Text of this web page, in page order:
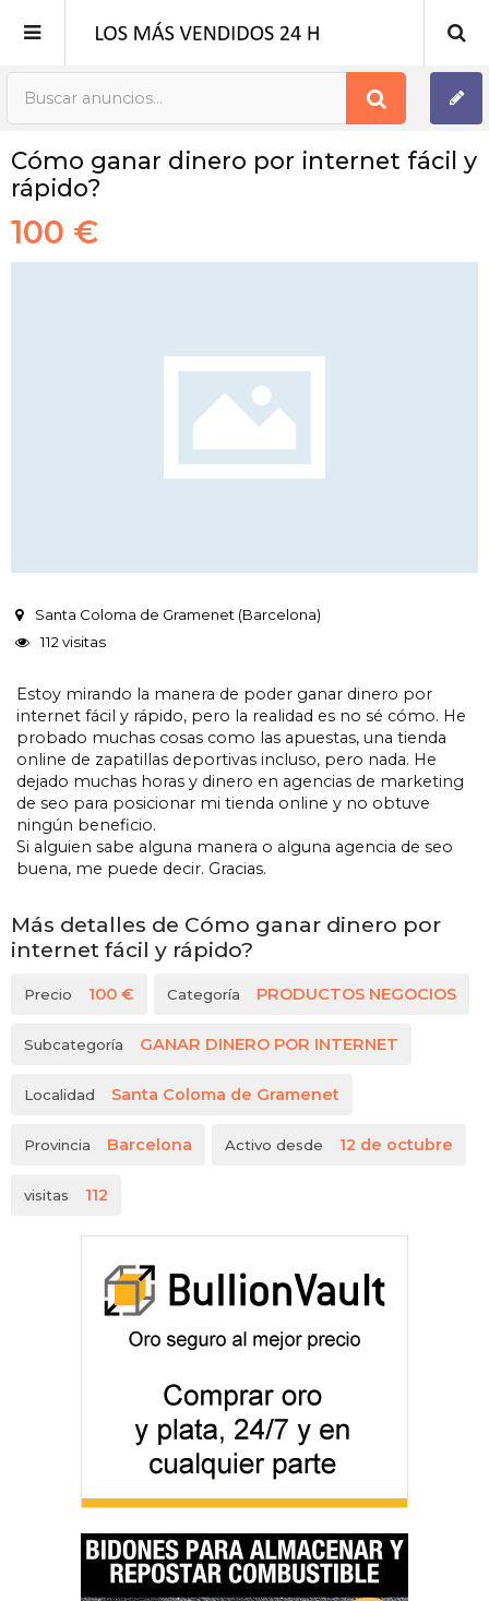
Publica tu Anuncio
Registro
Mi cuenta
Cómo ganar dinero por internet fácil y
rápido?
100 €
Santa Coloma de Gramenet (Barcelona)
112 visitas
Estoy mirando la manera de poder ganar dinero por
internet fácil y rápido, pero la realidad es no sé cómo. He
probado muchas cosas como las apuestas, una tienda
online de zapatillas deportivas incluso, pero nada. He
dejado muchas horas y dinero en agencias de marketing
de seo para posicionar mi tienda online y no obtuve
ningún beneficio.
Si alguien sabe alguna manera o alguna agencia de seo
buena, me puede decir. Gracias.
Más detalles de Cómo ganar dinero por
internet fácil y rápido?
Precio 100 € Categoría PRODUCTOS NEGOCIOS
Subcategoría GANAR DINERO POR INTERNET
Localidad Santa Coloma de Gramenet
Provincia Barcelona Activo desde 12 de octubre
visitas 112